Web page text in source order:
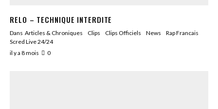
RELO – TECHNIQUE INTERDITE
Dans Articles & Chroniques Clips Clips Officiels News
Rap Francais
Scred Live 24/24
il y a 8 mois
0